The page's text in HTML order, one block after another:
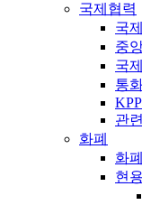
국제협력
국
중
국
통
관
화폐
화
현